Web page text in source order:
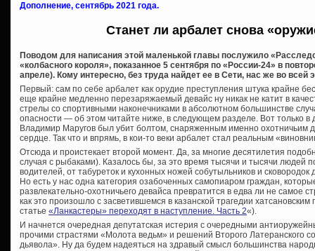
Дополнение, сентябрь 2021 года.
Станет ли арбалет снова
Поводом для написания этой маленькой главы послужило
«колбасного короля», показанное 5 сентября по «России-24» в
апреле). Кому интересно, без труда найдет ее в Сети, нас же во всей
Первый: сам по себе арбалет как орудие преступления штука крайне
еще крайне медленно перезаряжаемый девайс ну никак не катит в
стрелы со спортивными наконечниками в абсолютном большинстве
опасности — об этом читайте ниже, в следующем разделе. Вот только
Владимир Маругов был убит болтом, снаряженным именно охотничьим
сердце. Так что и впрямь, в кои-то веки арбалет стал реальным
Отсюда и проистекает второй момент. Да, за многие десятилетия
случая с рыбаками). Казалось бы, за это время тысячи и тысячи людей
водителей, от табуреток и кухонных ножей собутыльников и сковородок
Но есть у нас одна категория озабоченных самопиаром граждан,
развлекательно-охотничьего девайса превратится в едва ли не самое
как это произошло с засветившемся в казанской трагедии
статье «Ланкастеры» переходят в наступление. Часть 2«).
И начнется очередная депутатская истерия с очередными
прочими страстями «Молота ведьм» и решений Второго Латеранского
дьявола». Ну да будем надеяться на здравый смысл большинства